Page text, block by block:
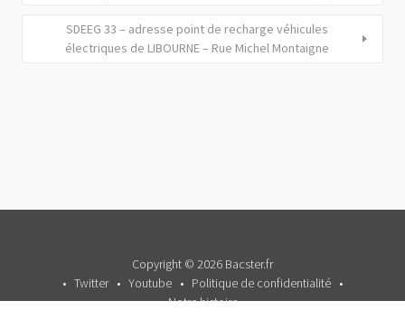
SDEEG 33 – adresse point de recharge véhicules
électriques de LIBOURNE – Rue Michel Montaigne
Copyright © 2026 Bacster.fr
Twitter
Youtube
Politique de confidentialité
Notre histoire